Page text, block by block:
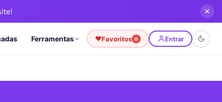
Ferramentas Favoritos 0 Entrar